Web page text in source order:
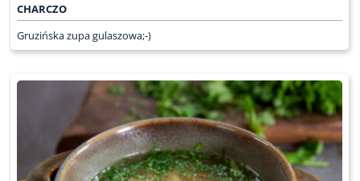
CHARCZO
Gruzińska zupa gulaszowa;-)